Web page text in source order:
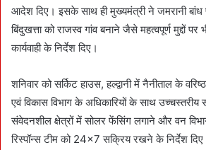
आदेश दिए। इसके साथ ही मुख्यमंत्री ने जमरानी बांध
बिंदुखत्ता को राजस्व गांव बनाने जैसे महत्वपूर्ण मुद्दों पर
कार्यवाही के निर्देश दिए।
शनिवार को सर्किट हाउस, हल्द्वानी में नैनीताल के
एवं विकास विभाग के अधिकारियों के साथ उच्चस्तरीय
संवेदनशील क्षेत्रों में सोलर फेंसिंग लगाने और वन
रिस्पॉन्स टीम को 24×7 सक्रिय रखने के निर्देश दिए।